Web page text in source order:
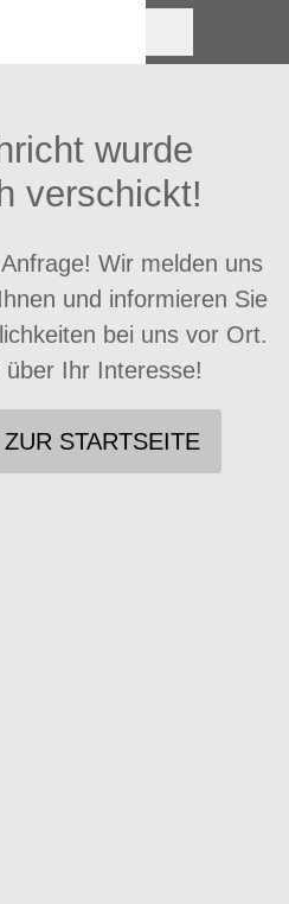
wurde
verschickt!
Wir melden uns
und informieren Sie
bei uns vor Ort.
Ihr Interesse!
STARTSEITE